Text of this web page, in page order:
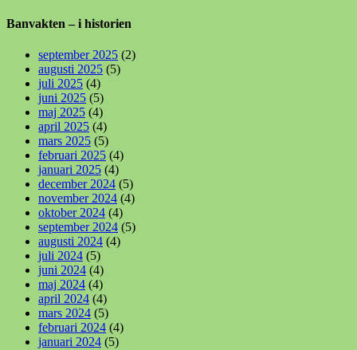
Banvakten – i historien
september 2025 (2)
augusti 2025 (5)
juli 2025 (4)
juni 2025 (5)
maj 2025 (4)
april 2025 (4)
mars 2025 (5)
februari 2025 (4)
januari 2025 (4)
december 2024 (5)
november 2024 (4)
oktober 2024 (4)
september 2024 (5)
augusti 2024 (4)
juli 2024 (5)
juni 2024 (4)
maj 2024 (4)
april 2024 (4)
mars 2024 (5)
februari 2024 (4)
januari 2024 (5)